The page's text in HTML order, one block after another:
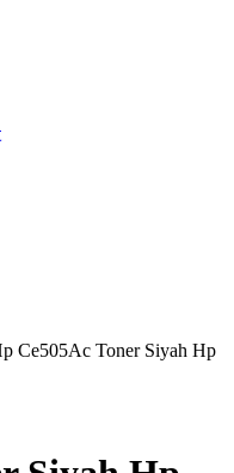
Ce505Ac Toner Siyah Hp